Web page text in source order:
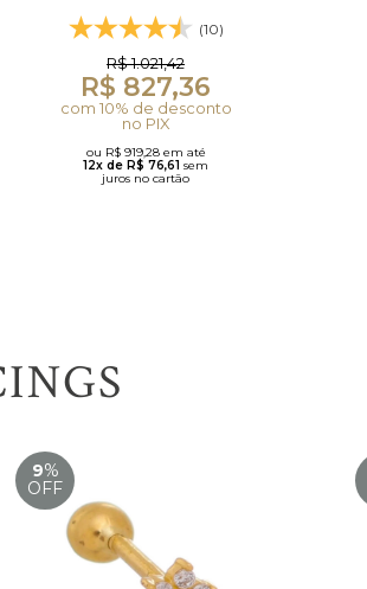
(10)
R$ 1.021,42
R$ 827,36
com 10% de desconto
no PIX
ou R$ 919,28 em até
12x de R$ 76,61 sem
juros no cartão
9%
OFF